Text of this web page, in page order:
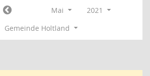
Mai
2021
Gemeinde Holtland